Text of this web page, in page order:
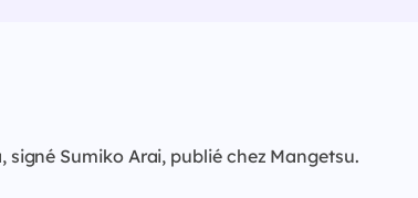
signé Sumiko Arai, publié chez Mangetsu.